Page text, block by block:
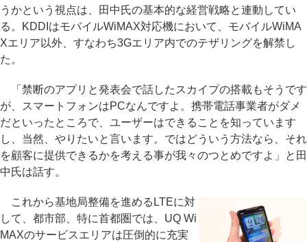
うかという視点は、田中氏の基本的な経営戦略と連動してい
る。KDDIはモバイルWiMAX対応機において、モバイルWiMA
Xエリア以外、すなわち3Gエリア内でのテザリングを解禁し
た。
「禁断のアプリと発表会で話したスカイプの搭載もそうです
が、スマートフォンはPCなんですよ。携帯電話事業者がダメ
だといったところで、ユーザーはできることを知っています
し、当然、やりたいと言います。ではどういう方法なら、それ
を顧客に提供できるかを考える事が我々のつとめですよ」と田
中氏は話す。
これから基地局整備を進めるLTEに対
して、都市部、特に首都圏では、UQ Wi
MAXのサービスエリアは圧倒的に充実